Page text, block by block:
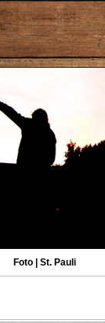
Foto | St. Pauli